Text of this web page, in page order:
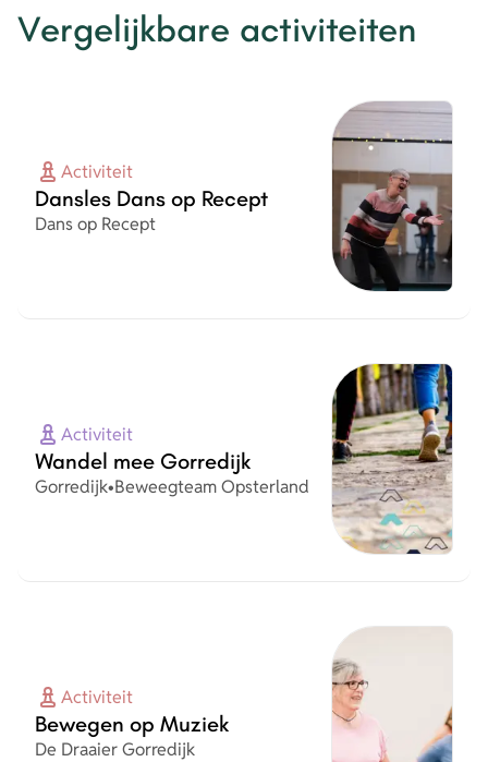
Vergelijkbare activiteiten
Activiteit
Dansles Dans op Recept
Organisatie
Dans op Recept
Activiteit
Wandel mee Gorredijk
Plaats
Gorredijk•Organisatie
Beweegteam Opsterland
Activiteit
Bewegen op Muziek
Organisatie
De Draaier Gorredijk